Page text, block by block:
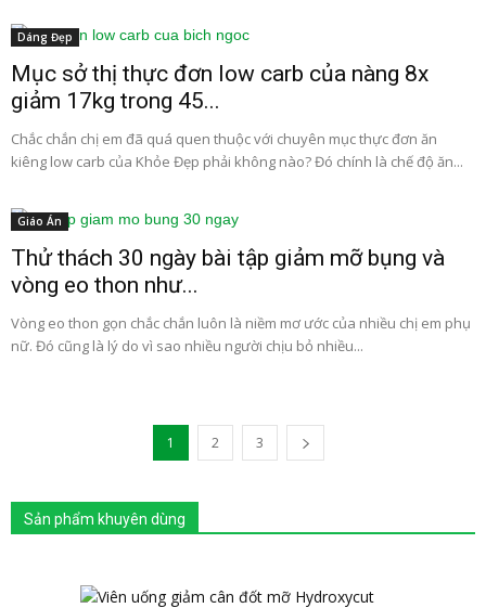
Dáng Đẹp
Mục sở thị thực đơn low carb của nàng 8x
giảm 17kg trong 45...
Chắc chắn chị em đã quá quen thuộc với chuyên mục thực đơn ăn
kiêng low carb của Khỏe Đẹp phải không nào? Đó chính là chế độ ăn...
Giáo Án
Thử thách 30 ngày bài tập giảm mỡ bụng và
vòng eo thon như...
Vòng eo thon gọn chắc chắn luôn là niềm mơ ước của nhiều chị em phụ
nữ. Đó cũng là lý do vì sao nhiều người chịu bỏ nhiều...
1 2 3
Sản phẩm khuyên dùng